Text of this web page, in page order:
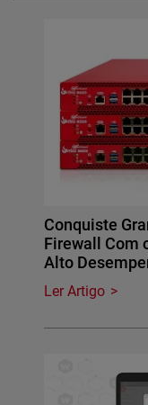
Conquiste
Firewall Com
Alto
Ler Artigo